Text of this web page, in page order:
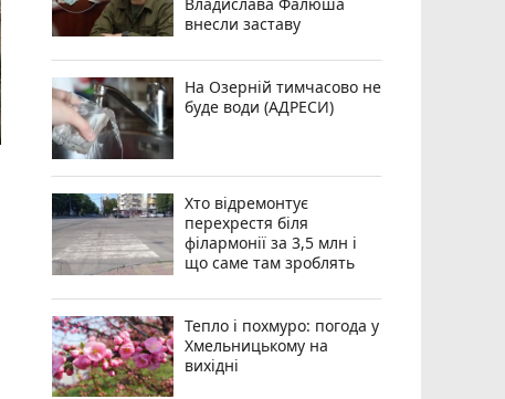
внесли заставу
На Озерній тимчасово не
буде води (АДРЕСИ)
Хто відремонтує
перехрестя біля
філармонії за 3,5 млн і
що саме там зроблять
Тепло і похмуро: погода у
Хмельницькому на
вихідні